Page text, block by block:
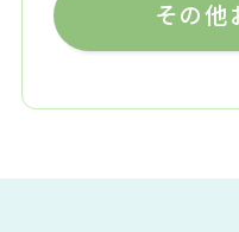
その他